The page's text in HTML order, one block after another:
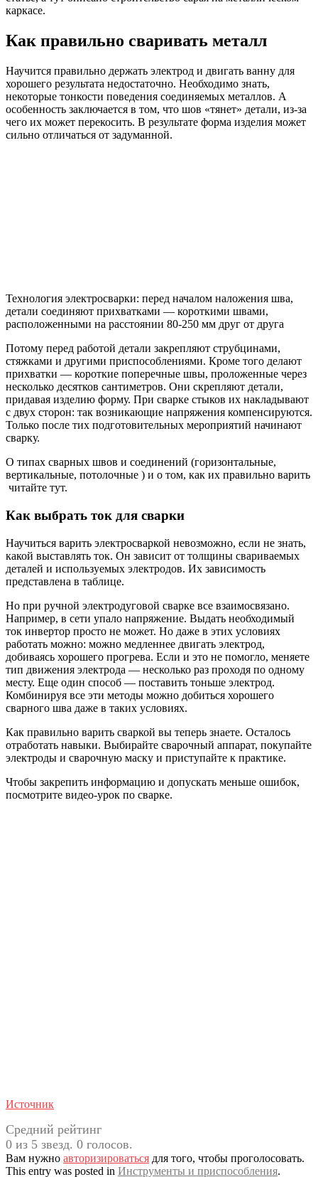
каркасе.
Как правильно сваривать металл
Научится правильно держать электрод и двигать ванну для
хорошего результата недостаточно. Необходимо знать,
некоторые тонкости поведения соединяемых металлов. А
особенность заключается в том, что шов «тянет» детали, из-за
чего их может перекосить. В результате форма изделия может
сильно отличаться от задуманной.
Технология электросварки: перед началом наложения шва,
детали соединяют прихватками — короткими швами,
расположенными на расстоянии 80-250 мм друг от друга
Потому перед работой детали закрепляют струбцинами,
стяжками и другими приспособлениями. Кроме того делают
прихватки — короткие поперечные швы, проложенные через
несколько десятков сантиметров. Они скрепляют детали,
придавая изделию форму. При сварке стыков их накладывают
с двух сторон: так возникающие напряжения компенсируются.
Только после тих подготовительных мероприятий начинают
сварку.
О типах сварных швов и соединений (горизонтальные,
вертикальные, потолочные ) и о том, как их правильно варить
читайте тут.
Как выбрать ток для сварки
Научиться варить электросваркой невозможно, если не знать,
какой выставлять ток. Он зависит от толщины свариваемых
деталей и используемых электродов. Их зависимость
представлена в таблице.
Но при ручной электродуговой сварке все взаимосвязано.
Например, в сети упало напряжение. Выдать необходимый
ток инвертор просто не может. Но даже в этих условиях
работать можно: можно медленнее двигать электрод,
добиваясь хорошего прогрева. Если и это не помогло, меняете
тип движения электрода — несколько раз проходя по одному
месту. Еще один способ — поставить тоньше электрод.
Комбинируя все эти методы можно добиться хорошего
сварного шва даже в таких условиях.
Как правильно варить сваркой вы теперь знаете. Осталось
отработать навыки. Выбирайте сварочный аппарат, покупайте
электроды и сварочную маску и приступайте к практике.
Чтобы закрепить информацию и допускать меньше ошибок,
посмотрите видео-урок по сварке.
Источник
Средний рейтинг
0 из 5 звезд. 0 голосов.
Вам нужно авторизироваться для того, чтобы проголосовать.
This entry was posted in Инструменты и приспособления.